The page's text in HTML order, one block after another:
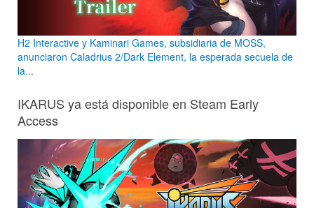
H2 Interactive y Kaminari Games, subsidiaria de MOSS,
anunciaron Caladrius 2/Dark Element, la esperada secuela de
la...
IKARUS ya está disponible en Steam Early
Access